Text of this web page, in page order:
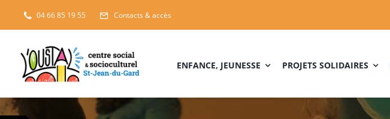
Passer
au
contenu
04 66 85 19 55 Contacts & accès
ENFANCE, JEUNESSE PROJETS SOLIDAIRES